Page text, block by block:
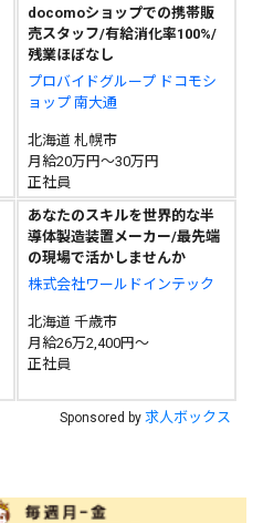
docomoショップでの携帯販
売スタッフ/有給消化率100%/
残業ほぼなし
プロバイドグループ ドコモシ
ョップ 南大通
北海道 札幌市
月給20万円～30万円
正社員
あなたのスキルを世界的な半
導体製造装置メーカー/最先端
の現場で活かしませんか
株式会社ワールドインテック
北海道 千歳市
月給26万2,400円～
正社員
Sponsored by 求人ボックス